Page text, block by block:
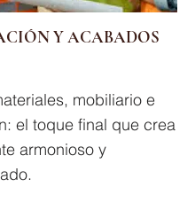
Y ACABADOS
mobiliario e
el toque final que crea
armonioso y